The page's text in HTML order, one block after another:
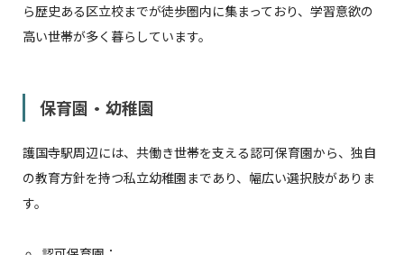
ら歴史ある区立校までが徒歩圏内に集まっており、学習意欲の
高い世帯が多く暮らしています。
保育園・幼稚園
護国寺駅周辺には、共働き世帯を支える認可保育園から、独自
の教育方針を持つ私立幼稚園まであり、幅広い選択肢がありま
す。